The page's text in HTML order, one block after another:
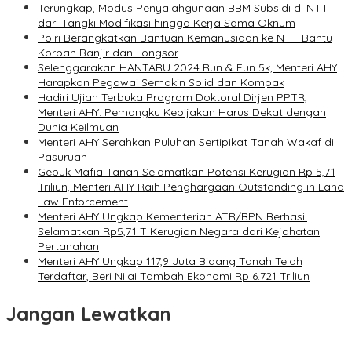
Terungkap, Modus Penyalahgunaan BBM Subsidi di NTT
dari Tangki Modifikasi hingga Kerja Sama Oknum
Polri Berangkatkan Bantuan Kemanusiaan ke NTT Bantu
Korban Banjir dan Longsor
Selenggarakan HANTARU 2024 Run & Fun 5k, Menteri AHY
Harapkan Pegawai Semakin Solid dan Kompak
Hadiri Ujian Terbuka Program Doktoral Dirjen PPTR,
Menteri AHY: Pemangku Kebijakan Harus Dekat dengan
Dunia Keilmuan
Menteri AHY Serahkan Puluhan Sertipikat Tanah Wakaf di
Pasuruan
Gebuk Mafia Tanah Selamatkan Potensi Kerugian Rp 5,71
Triliun, Menteri AHY Raih Penghargaan Outstanding in Land
Law Enforcement
Menteri AHY Ungkap Kementerian ATR/BPN Berhasil
Selamatkan Rp5,71 T Kerugian Negara dari Kejahatan
Pertanahan
Menteri AHY Ungkap 117,9 Juta Bidang Tanah Telah
Terdaftar, Beri Nilai Tambah Ekonomi Rp 6.721 Triliun
Jangan Lewatkan